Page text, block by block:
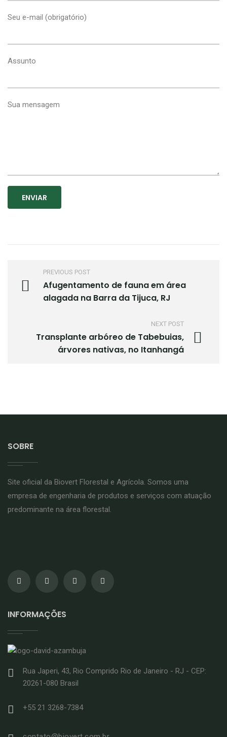
Seu e-mail (obrigatório)
Assunto
Sua mensagem
PREVIOUS POST
Afugentamento de fauna em área
alagada na Barra da Tijuca, RJ
NEXT POST
Transplante arbóreo de Tabebuias,
árvores nativas, no Itanhangá
SOBRE
Site oficial da Biovert Florestal e Agrícola. Somos uma
empresa de engenharia de produtos e serviços com atuação
predominante na área florestal.
INFORMAÇÕES
Rua Japeri, 43, Rio Comprido Rio de Janeiro - RJ - CEP:
20261-080 Brasil
+55 21 3268-7384